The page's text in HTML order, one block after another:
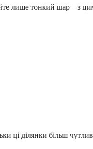
лише тонкий шар – з
ці ділянки більш